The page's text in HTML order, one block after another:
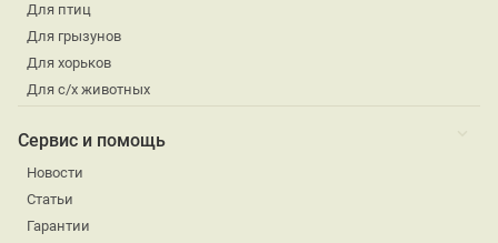
Для птиц
Для грызунов
Для хорьков
Для с/х животных
Сервис и помощь
Новости
Статьи
Гарантии